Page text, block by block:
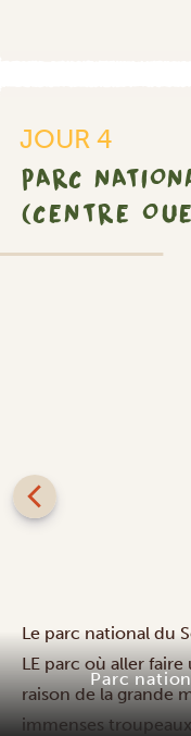
JOUR 4
PARC
(CENTRE
Parc
Le parc national du
LE parc où aller
raison de la grande
immenses